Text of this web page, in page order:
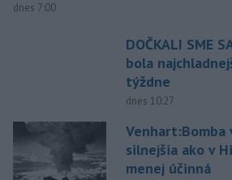
dnes 7:00
DOČKALI SME
bola
týždne
dnes 10:27
Venhart:Bomba
silnejšia ako v
menej účinná